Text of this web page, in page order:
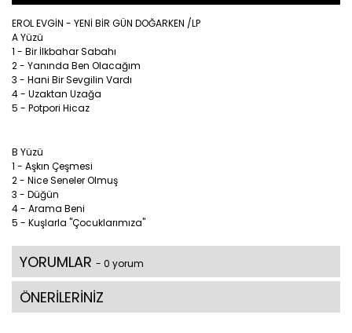
EROL EVGİN - YENİ BİR GÜN DOĞARKEN /LP
A Yüzü
1 - Bir İlkbahar Sabahı
2 - Yanında Ben Olacağım
3 - Hani Bir Sevgilin Vardı
4 - Uzaktan Uzağa
5 - Potpori Hicaz
B Yüzü
1 - Aşkın Çeşmesi
2 - Nice Seneler Olmuş
3 - Düğün
4 - Arama Beni
5 - Kuşlarla "Çocuklarımıza"
YORUMLAR - 0 yorum
ÖNERİLERİNİZ